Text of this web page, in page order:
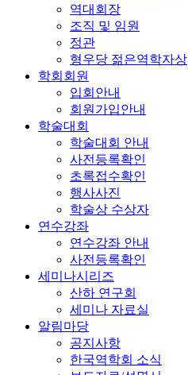
역대회장
조직 및 임원
정관
형우당 젊은역학자상
학회회원
입회안내
회원가입안내
학술대회
학술대회 안내
사전등록확인
초록접수확인
행사사진
학술상 수상자
연수강좌
연수강좌 안내
사전등록확인
세미나시리즈
산하 연구회
세미나 자료실
알림마당
공지사항
한국역학회 소식